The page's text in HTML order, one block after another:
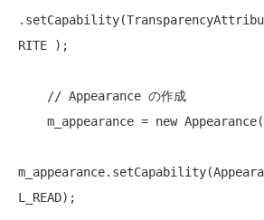
RITE );
// Appearance の作成
    m_appearance =
new
L_READ);